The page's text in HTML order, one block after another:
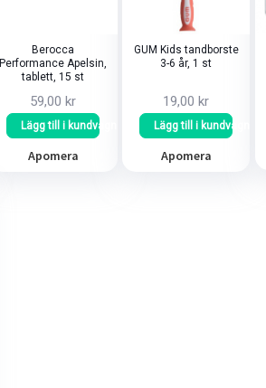
Berocca
Performance Apelsin,
tablett, 15 st
59,00 kr
Lägg till i kundvagn
Apomera
GUM Kids tandborste
3-6 år, 1 st
19,00 kr
Lägg till i kundvagn
Apomera